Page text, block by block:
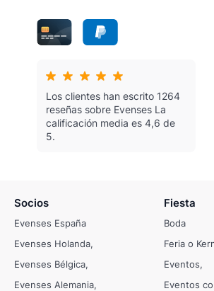
Los clientes han escrito 1264
reseñas sobre Evenses La
calificación media es 4,6 de
5.
Socios
Evenses España
Evenses Holanda
Evenses Bélgica
Evenses Alemania
Fiesta
Boda
Feria o
Eventos
Eventos